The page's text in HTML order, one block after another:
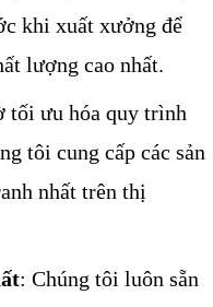
khi xuất xưởng để
lượng cao nhất.
tối ưu hóa quy trình
tôi cung cấp các sản
nhất trên thị
: Chúng tôi luôn sẵn